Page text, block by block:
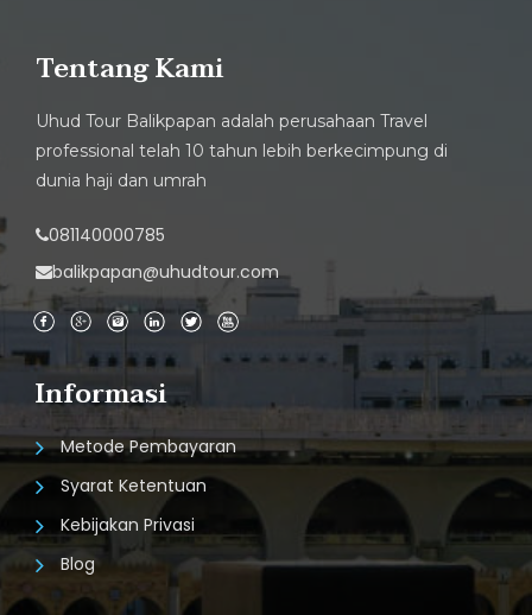
Tentang Kami
Uhud Tour Balikpapan adalah perusahaan Travel
professional telah 10 tahun lebih berkecimpung di
dunia haji dan umrah
081140000785
balikpapan@uhudtour.com
Informasi
Metode Pembayaran
Syarat Ketentuan
Kebijakan Privasi
Blog